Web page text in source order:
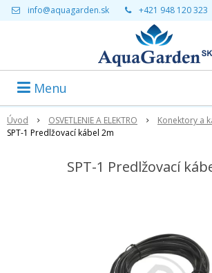
info@aquagarden.sk +421 948 120 323
Menu
Úvod OSVETLENIE A ELEKTRO Konektory a
SPT-1 Predlžovací kábel 2m
SPT-1 Predlžovací